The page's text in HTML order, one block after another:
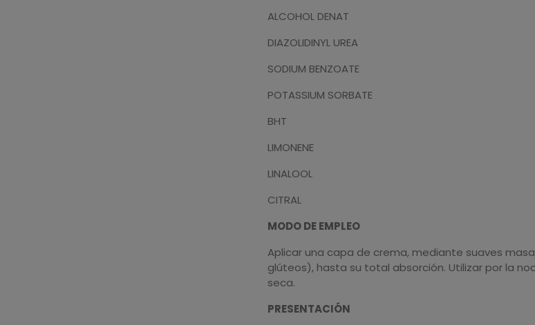
ALCOHOL DENAT
DIAZOLIDINYL UREA
SODIUM BENZOATE
POTASSIUM SORBATE
BHT
LIMONENE
LINALOOL
CITRAL
MODO DE EMPLEO
Aplicar una capa de crema, mediante suaves
glúteos), hasta su total absorción. Utilizar por la
seca.
PRESENTACIÓN